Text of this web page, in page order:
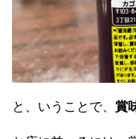
と、いうことで、 賞